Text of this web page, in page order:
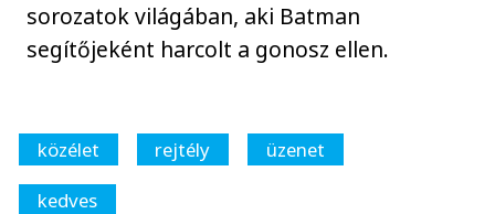
sorozatok világában, aki Batman
segítőjeként harcolt a gonosz ellen.
közélet rejtély
üzenet
kedves